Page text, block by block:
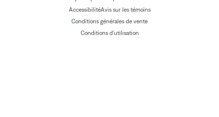
AccessibilitéAvis sur les témoins
Conditions générales de vente
Conditions d'utilisation